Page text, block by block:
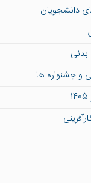
دانشجویان
بدنی
و جشنواره ها